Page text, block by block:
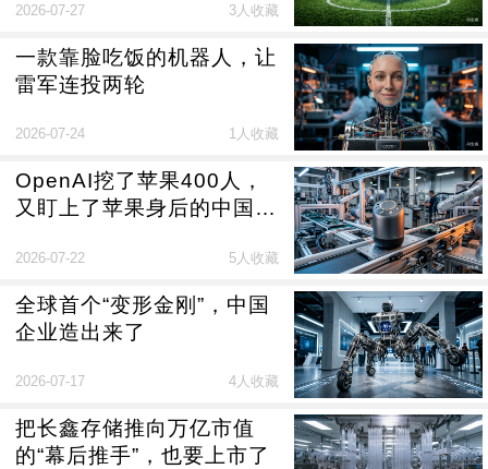
2026-07-27 3人收藏
一款靠脸吃饭的机器人，让
雷军连投两轮
2026-07-24 1人收藏
OpenAI挖了苹果400人，
又盯上了苹果身后的中国制
2026-07-22 5人收藏
全球首个“变形金刚”，中国
企业造出来了
2026-07-17 4人收藏
把长鑫存储推向万亿市值
的“幕后推手”，也要上市了